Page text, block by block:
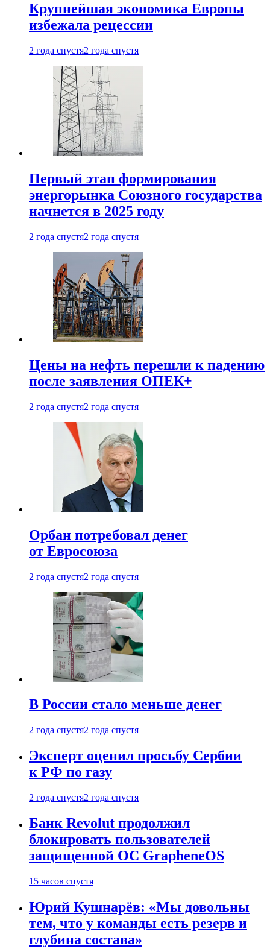
Крупнейшая экономика Европы
избежала рецессии
2 года спустя2 года спустя
Первый этап формирования
энергорынка Союзного государства
начнется в 2025 году
2 года спустя2 года спустя
Цены на нефть перешли к падению
после заявления ОПЕК+
2 года спустя2 года спустя
Орбан потребовал денег
от Евросоюза
2 года спустя2 года спустя
В России стало меньше денег
2 года спустя2 года спустя
Эксперт оценил просьбу Сербии
к РФ по газу
2 года спустя2 года спустя
Банк Revolut продолжил
блокировать пользователей
защищенной ОС GrapheneOS
15 часов спустя
Юрий Кушнарёв: «Мы довольны
тем, что у команды есть резерв и
глубина состава»